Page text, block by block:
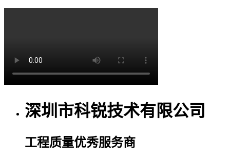
深圳市科锐技术有限公司
工程质量优秀服务商